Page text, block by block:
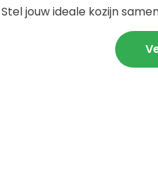
Stel jouw ideale kozijn